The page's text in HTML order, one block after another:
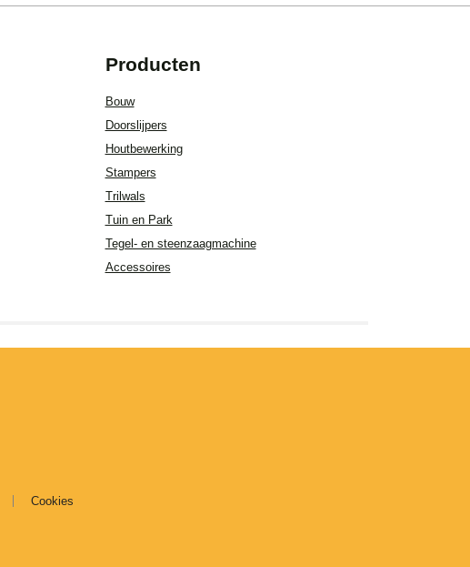
Producten
Bouw
Doorslijpers
Houtbewerking
Stampers
Trilwals
Tuin en Park
Tegel- en steenzaagmachine
Accessoires
Cookies